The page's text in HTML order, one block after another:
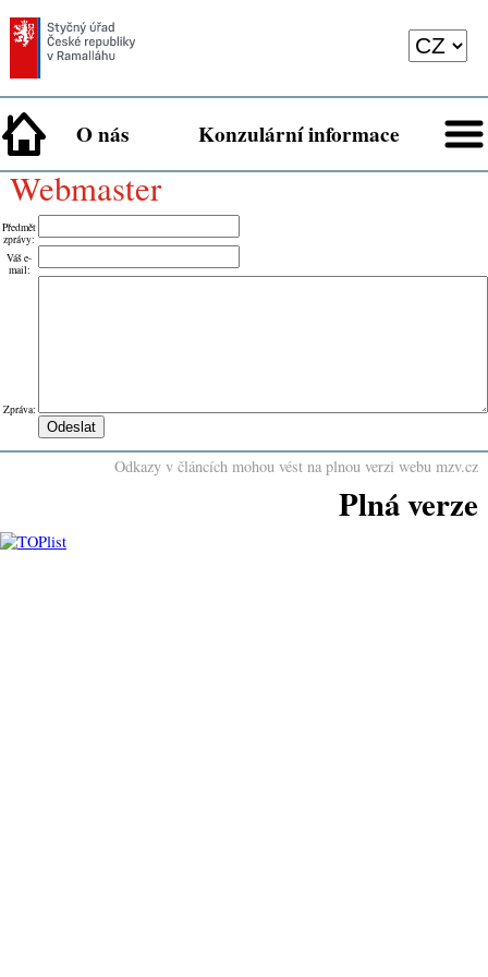
O nás Konzulární informace
webmaster
Předmět
zprávy:
Váš e-
mail:
Zpráva:
Odkazy v článcích mohou vést na plnou verzi webu mzv.cz
Plná verze